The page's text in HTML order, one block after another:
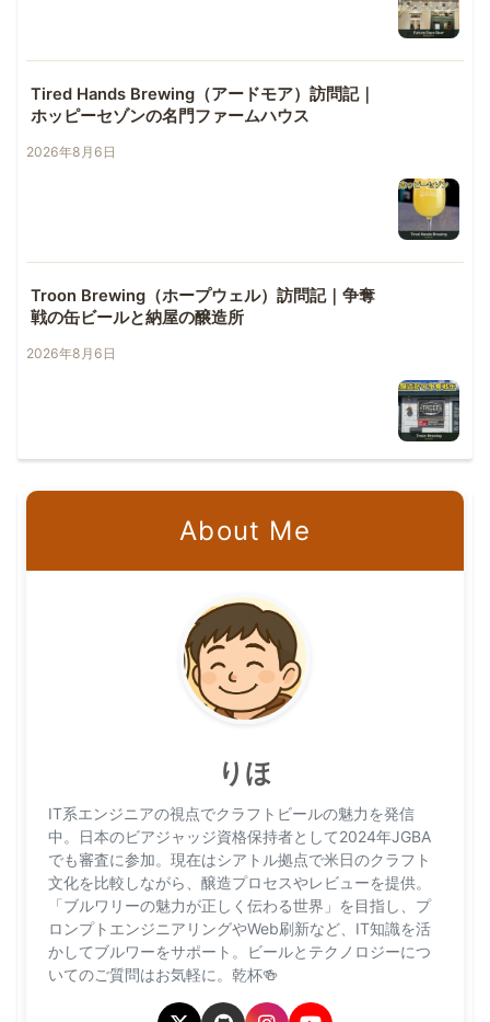
Tired Hands Brewing（アードモア）訪問記｜
ホッピーセゾンの名門ファームハウス
2026年8月6日
Troon Brewing（ホープウェル）訪問記｜争奪
戦の缶ビールと納屋の醸造所
2026年8月6日
About Me
りほ
IT系エンジニアの視点でクラフトビールの魅力を発信
中。日本のビアジャッジ資格保持者として2024年JGBA
でも審査に参加。現在はシアトル拠点で米日のクラフト
文化を比較しながら、醸造プロセスやレビューを提供。
「ブルワリーの魅力が正しく伝わる世界」を目指し、プ
ロンプトエンジニアリングやWeb刷新など、IT知識を活
かしてブルワーをサポート。ビールとテクノロジーにつ
いてのご質問はお気軽に。乾杯🍻